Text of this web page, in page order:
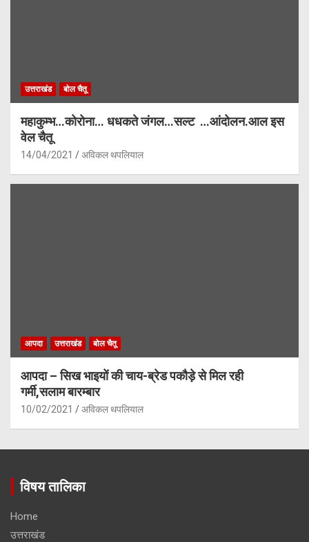
उत्तराखंड बोल चैतू
महाकुम्भ…कोरोना… धधकते जंगल…सल्ट …आंदोलन.आल इस
वेल चैतू
14/04/2021 अविकल थपलियाल
आपदा उत्तराखंड बोल चैतू
आपदा – सिख भाइयों की चाय-ब्रेड पकौड़े से मिल रही
गर्मी,सलाम बारम्बार
10/02/2021 अविकल थपलियाल
विषय तालिका
Home
उत्तराखंड